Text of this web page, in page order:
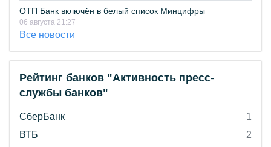
ОТП Банк включён в белый список Минцифры
06 августа 21:27
Все новости
Рейтинг банков "Активность пресс-
службы банков"
СберБанк
1
ВТБ
2